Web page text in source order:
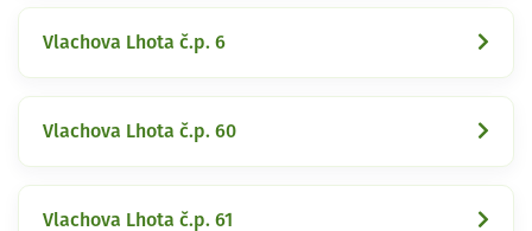
Vlachova Lhota č.p. 6
Vlachova Lhota č.p. 60
Vlachova Lhota č.p. 61